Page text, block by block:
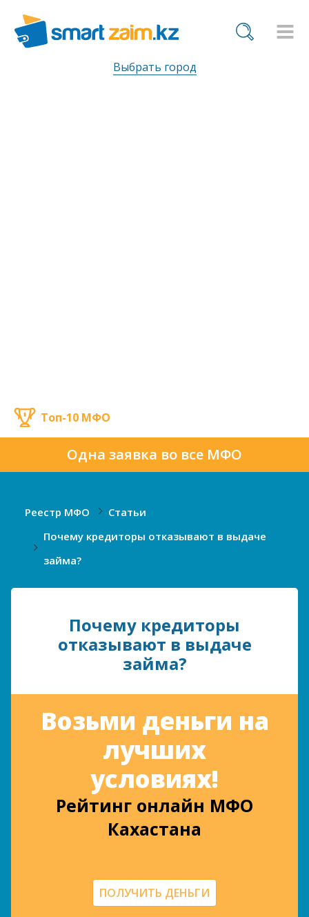
Выбрать город
Одна заявка во все МФО
Топ-10 МФО
Реестр МФО
Статьи
Почему кредиторы отказывают в выдаче
займа?
Почему кредиторы
отказывают в выдаче
займа?
Возьми деньги на
лучших
условиях!
Рейтинг онлайн МФО
Кахастана
ПОЛУЧИТЬ ДЕНЬГИ